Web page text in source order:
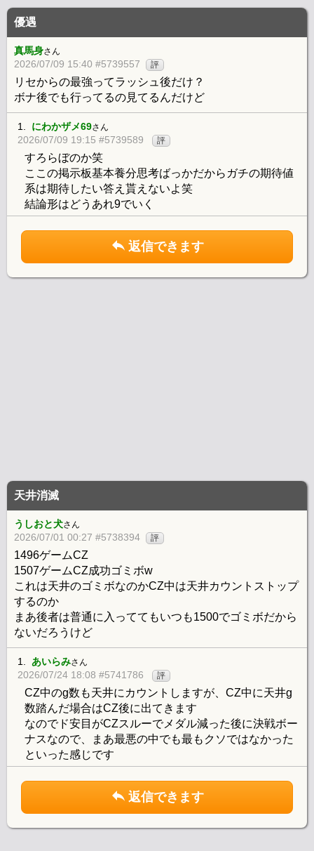
優遇
真馬身さん
2026/07/09 15:40 #5739557 評
リセからの最強ってラッシュ後だけ？
ボナ後でも行ってるの見てるんだけど
1. にわかザメ69さん
2026/07/09 19:15 #5739589 評
すろらぼのか笑
ここの掲示板基本養分思考ばっかだからガチの期待値
系は期待したい答え貰えないよ笑
結論形はどうあれ9でいく
返信できます
天井消滅
うしおと犬さん
2026/07/01 00:27 #5738394 評
1496ゲームCZ
1507ゲームCZ成功ゴミボw
これは天井のゴミボなのかCZ中は天井カウントストップ
するのか
まあ後者は普通に入っててもいつも1500でゴミボだから
ないだろうけど
1. あいらみさん
2026/07/24 18:08 #5741786 評
CZ中のg数も天井にカウントしますが、CZ中に天井g
数踏んだ場合はCZ後に出てきます
なのでド安目がCZスルーでメダル減った後に決戦ボー
ナスなので、まあ最悪の中でも最もクソではなかった
といった感じです
返信できます